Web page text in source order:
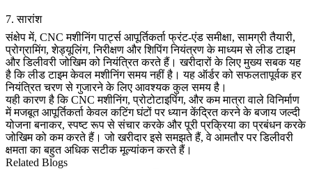
7. सारांश
संक्षेप में, CNC मशीनिंग पार्ट्स आपूर्तिकर्ता फ्रंट-एंड समीक्षा, सामग्री तैयारी,
प्रोग्रामिंग, शेड्यूलिंग, निरीक्षण और शिपिंग नियंत्रण के माध्यम से लीड टाइम
और डिलीवरी जोखिम को नियंत्रित करते हैं। खरीदारों के लिए मुख्य सबक यह
है कि लीड टाइम केवल मशीनिंग समय नहीं है। यह ऑर्डर को सफलतापूर्वक हर
नियंत्रित चरण से गुजारने के लिए आवश्यक कुल समय है।
यही कारण है किCNC मशीनिंग,प्रोटोटाइपिंग, औरकम मात्रा वाले विनिर्माण
में मजबूत आपूर्तिकर्ता केवल कटिंग घंटों पर ध्यान केंद्रित करने के बजाय जल्दी
योजना बनाकर, स्पष्ट रूप से संचार करके और पूरी प्रक्रिया का प्रबंधन करके
जोखिम को कम करते हैं। जो खरीदार इसे समझते हैं, वे आमतौर पर डिलीवरी
क्षमता का बहुत अधिक सटीक मूल्यांकन करते हैं।
Related Blogs